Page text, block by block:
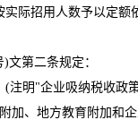
际招用人数予以定额
第二条规定：
明"企业吸纳税收政
、地方教育附加和